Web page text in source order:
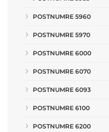
POSTNUMRE 5960
POSTNUMRE 5970
POSTNUMRE 6000
POSTNUMRE 6070
POSTNUMRE 6093
POSTNUMRE 6100
POSTNUMRE 6200